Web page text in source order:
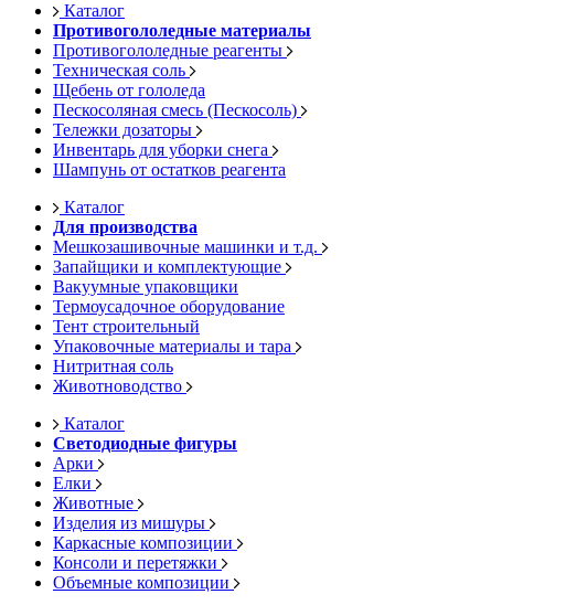
Каталог
Противогололедные материалы
Противогололедные реагенты
Техническая соль
Щебень от гололеда
Пескосоляная смесь (Пескосоль)
Тележки дозаторы
Инвентарь для уборки снега
Шампунь от остатков реагента
Каталог
Для производства
Мешкозашивочные машинки и т.д.
Запайщики и комплектующие
Вакуумные упаковщики
Термоусадочное оборудование
Тент строительный
Упаковочные материалы и тара
Нитритная соль
Животноводство
Каталог
Светодиодные фигуры
Арки
Елки
Животные
Изделия из мишуры
Каркасные композиции
Консоли и перетяжки
Объемные композиции